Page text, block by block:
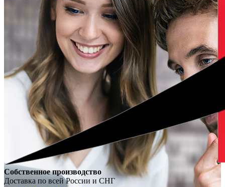
Собственное производство
Доставка по всей России и СНГ